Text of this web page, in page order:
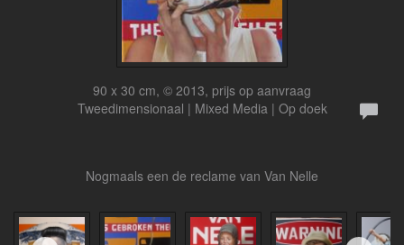
90 x 30 cm, © 2013, prijs op aanvraag
Tweedimensionaal | Mixed Media | Op doek
Nogmaals een de reclame van Van Nelle